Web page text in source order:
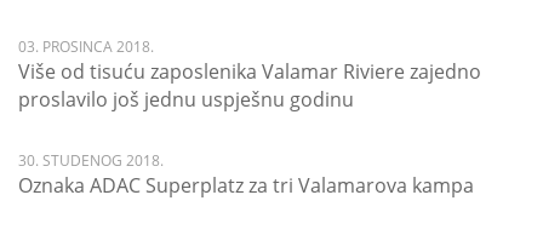
03. PROSINCA 2018.
Više od tisuću zaposlenika Valamar Riviere zajedno
proslavilo još jednu uspješnu godinu
30. STUDENOG 2018.
Oznaka ADAC Superplatz za tri Valamarova kampa